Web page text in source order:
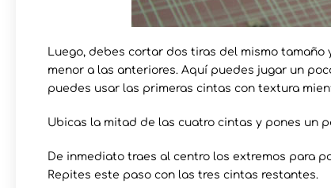
Luego, debes cortar dos tiras del mismo
menor a las anteriores. Aquí puedes jugar un
puedes usar las primeras cintas con textura
Ubicas la mitad de las cuatro cintas y pones un
De inmediato traes al centro los extremos para
Repites este paso con las tres cintas restantes.